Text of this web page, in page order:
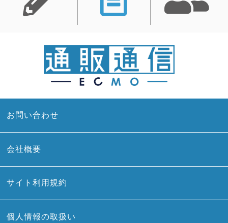
お問い合わせ
会社概要
サイト利用規約
個人情報の取扱い